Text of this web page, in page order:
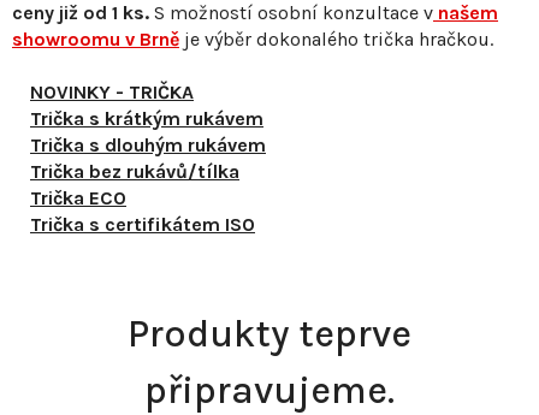
ceny již od 1 ks. S možností osobní konzultace v našem
showroomu v Brně je výběr dokonalého trička hračkou.
NOVINKY - TRIČKA
Trička s krátkým rukávem
Trička s dlouhým rukávem
Trička bez rukávů/tílka
Trička ECO
Trička s certifikátem ISO
Produkty teprve
připravujeme.